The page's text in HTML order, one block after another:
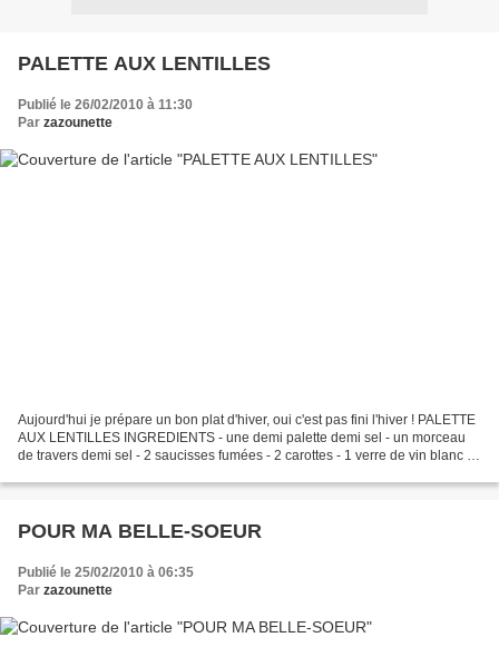
PALETTE AUX LENTILLES
Publié le 26/02/2010 à 11:30
Par zazounette
Aujourd'hui je prépare un bon plat d'hiver, oui c'est pas fini l'hiver ! PALETTE
AUX LENTILLES INGREDIENTS - une demi palette demi sel - un morceau
de travers demi sel - 2 saucisses fumées - 2 carottes - 1 verre de vin blanc -
POUR MA BELLE-SOEUR
Publié le 25/02/2010 à 06:35
Par zazounette